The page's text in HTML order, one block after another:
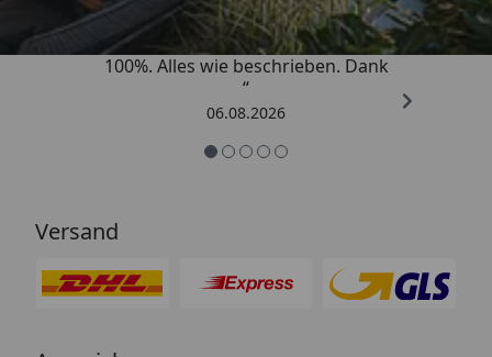
„Super schnell gelifert. Ware passt
100%. Alles wie beschrieben. Dank
“
06.08.2026
Versand